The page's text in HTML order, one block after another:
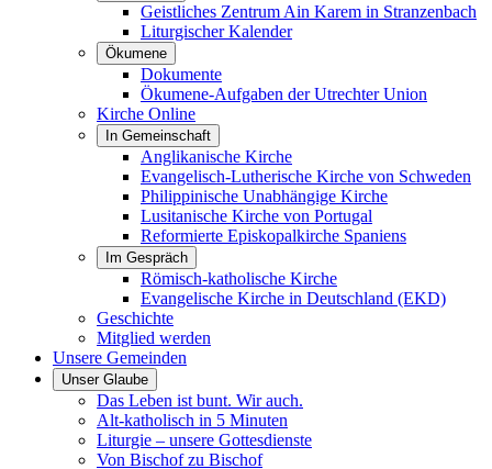
Geistliches Zentrum Ain Karem in Stranzenbach
Liturgischer Kalender
Ökumene
Dokumente
Ökumene-Aufgaben der Utrechter Union
Kirche Online
In Gemeinschaft
Anglikanische Kirche
Evangelisch-Lutherische Kirche von Schweden
Philippinische Unabhängige Kirche
Lusitanische Kirche von Portugal
Reformierte Episkopalkirche Spaniens
Im Gespräch
Römisch-katholische Kirche
Evangelische Kirche in Deutschland (EKD)
Geschichte
Mitglied werden
Unsere Gemeinden
Unser Glaube
Das Leben ist bunt. Wir auch.
Alt-katholisch in 5 Minuten
Liturgie – unsere Gottesdienste
Von Bischof zu Bischof